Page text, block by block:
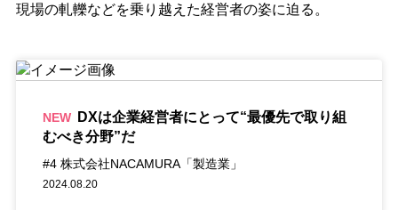
現場の軋轢などを乗り越えた経営者の姿に迫る。
NEW
DXは企業経営者にとって“最優先で取り組
むべき分野”だ
#4 株式会社NACAMURA「製造業」
2024.08.20